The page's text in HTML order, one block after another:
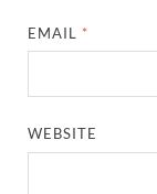
EMAIL *
WEBSITE